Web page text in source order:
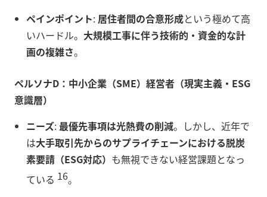
ペインポイント: 居住者間の合意形成という極めて高
いハードル。 大規模工事に伴う技術的・資金的な計
画の複雑さ。
ペルソナD：中小企業（SME）経営者（現実主義・ESG
意識層）
ニーズ:最優先事項は光熱費の削減。しかし、近年で
は大手取引先からのサプライチェーンにおける脱炭
素要請（ESG対応） も無視できない経営課題となっ
ている 16。